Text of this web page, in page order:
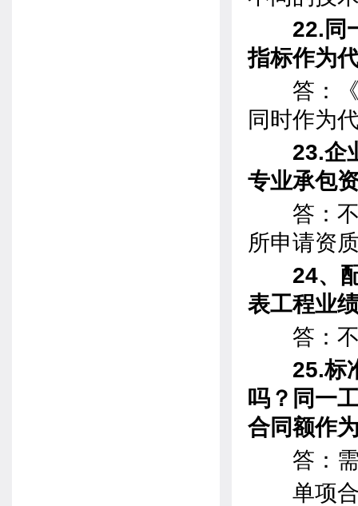
22.同一
指标作为
答：《
同时作为
23.企业
专业承包
答：不
所申请资
24、配
表工程业
答：不
25.标准
吗？同一
合同额作
答：需
单项合